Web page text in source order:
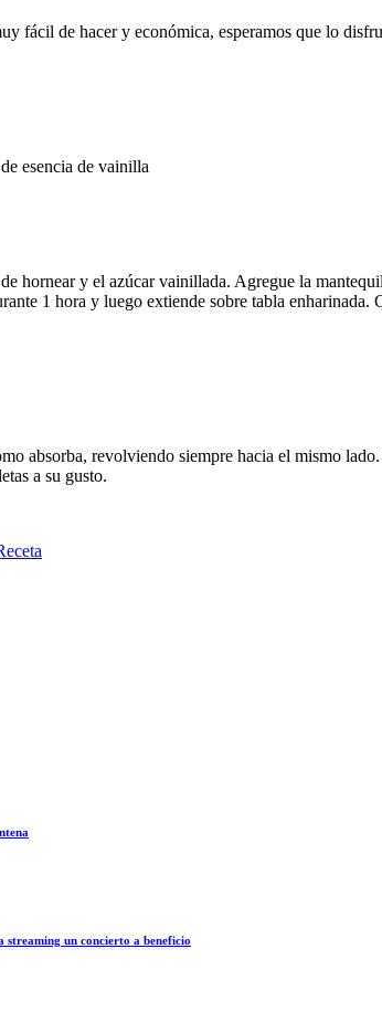
fácil de hacer y económica, esperamos que lo
esencia de vainilla
hornear y el azúcar vainillada. Agregue la
1 hora y luego extiende sobre tabla
absorba, revolviendo siempre hacia el mismo
a su gusto.
un concierto a beneficio